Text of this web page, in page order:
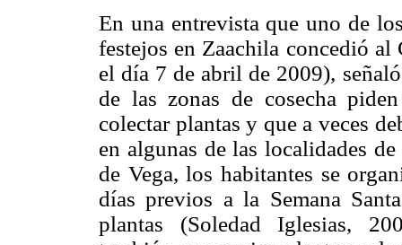
En una entrevista que uno de
festejos en Zaachila concedió
el día 7 de abril de 2009),
de las zonas de cosecha
colectar plantas y que a veces
en algunas de las localidades
de Vega, los habitantes se
días previos a la Semana
plantas (Soledad Iglesias,